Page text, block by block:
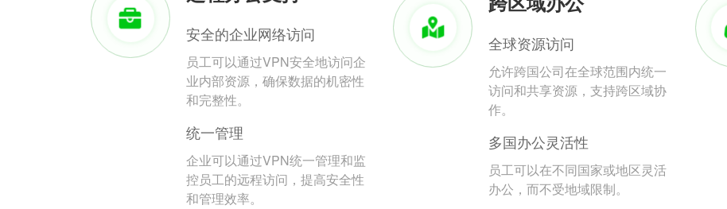
安全的企业网络访问
员工可以通过VPN安全地访问企
业内部资源，确保数据的机密性
和完整性。
统一管理
企业可以通过VPN统一管理和监
控员工的远程访问，提高安全性
和管理效率。
全球资源访问
允许跨国公司在全球范围内统一
访问和共享资源，支持跨区域协
作。
多国办公灵活性
员工可以在不同国家或地区灵活
办公，而不受地域限制。